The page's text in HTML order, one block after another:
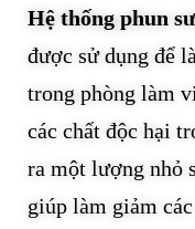
Hệ thống phun
được sử dụng để
trong phòng làm
các chất độc hại
ra một lượng nhỏ
giúp làm giảm